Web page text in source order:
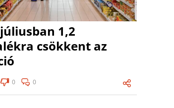
júliusban 1,2
csökkent az
0 0